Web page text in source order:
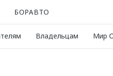
БОРАВТО
Владельцам Мир